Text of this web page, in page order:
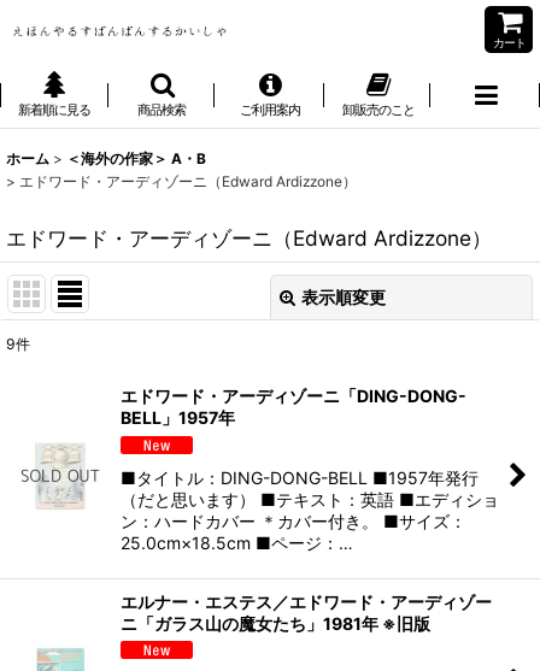
カート
新着順に見る 商品検索 ご利用案内 卸販売のこと
ホーム > ＜海外の作家＞ A・B
> エドワード・アーディゾーニ（Edward Ardizzone）
エドワード・アーディゾーニ（Edward Ardizzone）
表示順変更
絞り込む
9件
エドワード・アーディゾーニ「DING-DONG-
BELL」1957年
■タイトル：DING-DONG-BELL ■1957年発行
（だと思います） ■テキスト：英語 ■エディショ
ン：ハードカバー ＊カバー付き。 ■サイズ：
25.0cm×18.5cm ■ページ：…
エルナー・エステス／エドワード・アーディゾー
ニ「ガラス山の魔女たち」1981年 ※旧版